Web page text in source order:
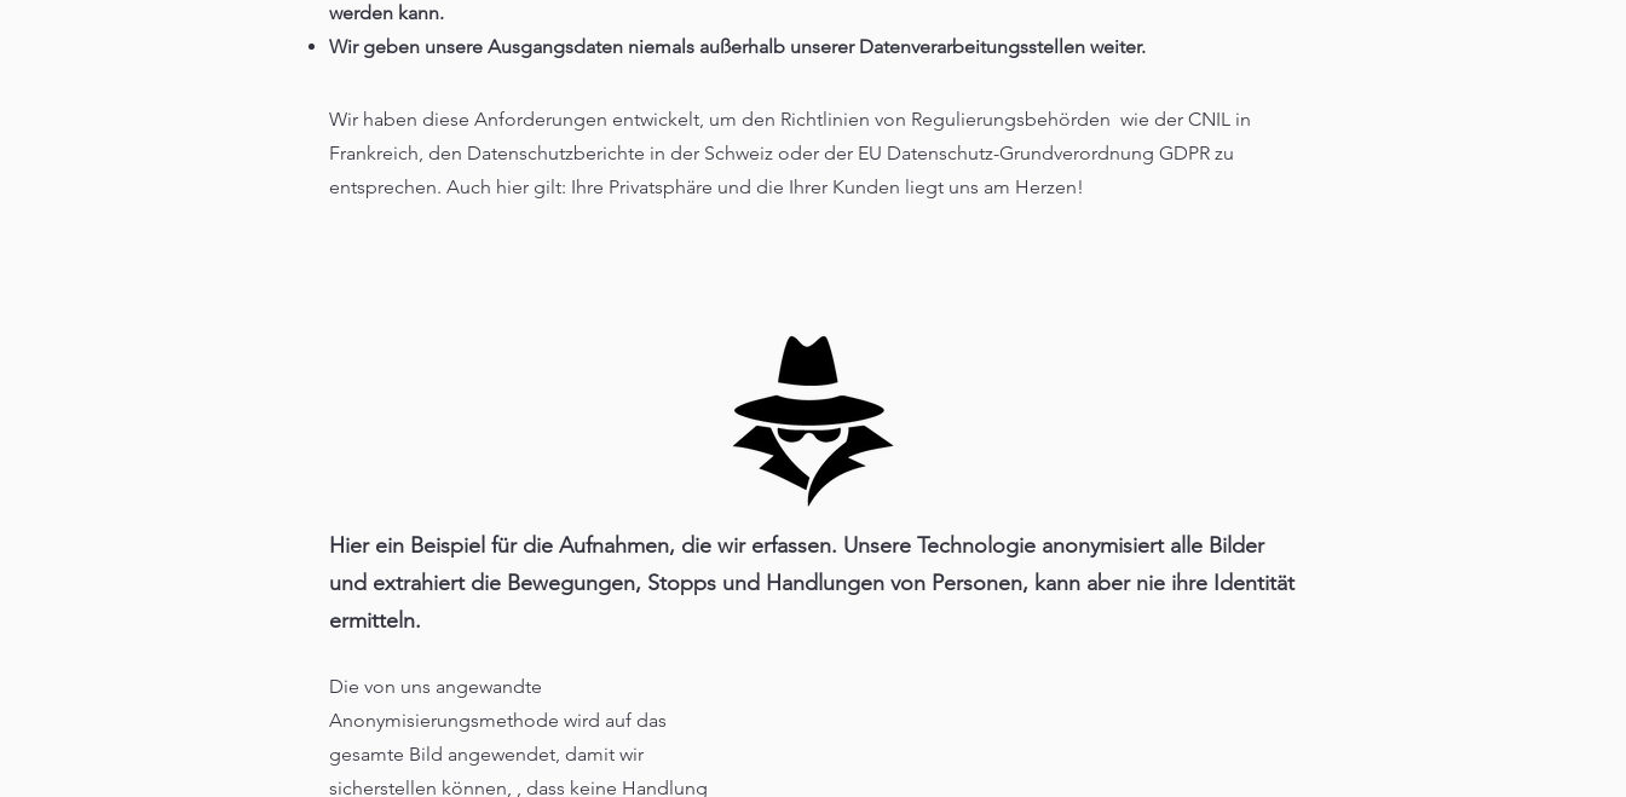
werden kann.
Wir geben unsere Ausgangsdaten niemals außerhalb unserer Datenverarbeitungsstellen weiter.
Wir haben diese Anforderungen entwickelt, um den Richtlinien von Regulierungsbehörden wie der CNIL in
Frankreich, den Datenschutzberichte in der Schweiz oder der EU Datenschutz-Grundverordnung GDPR zu
entsprechen. Auch hier gilt: Ihre Privatsphäre und die Ihrer Kunden liegt uns am Herzen!
Hier ein Beispiel für die Aufnahmen, die wir erfassen. Unsere Technologie anonymisiert alle Bilder
und extrahiert die Bewegungen, Stopps und Handlungen von Personen, kann aber nie ihre Identität
ermitteln.
Die von uns angewandte
Anonymisierungsmethode wird auf das
gesamte Bild angewendet, damit wir
sicherstellen können, , dass keine Handlung